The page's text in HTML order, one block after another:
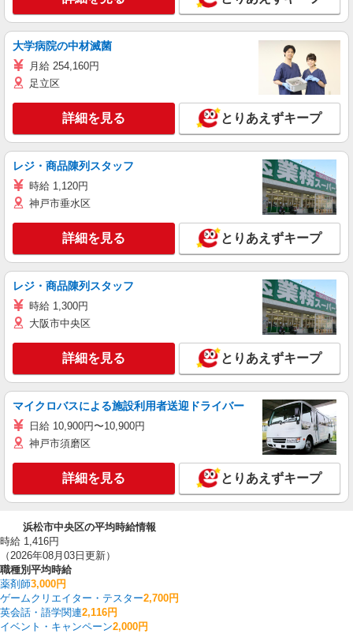
大学病院の中材滅菌
月給 254,160円
足立区
詳細を見る とりあえずキープ
レジ・商品陳列スタッフ
時給 1,120円
神戸市垂水区
詳細を見る とりあえずキープ
レジ・商品陳列スタッフ
時給 1,300円
大阪市中央区
詳細を見る とりあえずキープ
マイクロバスによる施設利用者送迎ドライバー
日給 10,900円〜10,900円
神戸市須磨区
詳細を見る とりあえずキープ
浜松市中央区の平均時給情報
時給 1,416円
（2026年08月03日更新）
職種別平均時給
薬剤師3,000円
ゲームクリエイター・テスター2,700円
英会話・語学関連2,116円
イベント・キャンペーン2,000円